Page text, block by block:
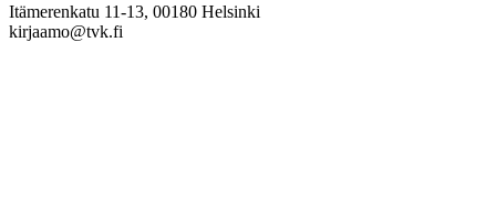
Itämerenkatu 11-13, 00180 Helsinki
kirjaamo@tvk.fi